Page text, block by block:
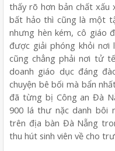
thấy rõ hơn bản chất xấu
bất hảo thì cũng là một
nhưng hèn kém, cô giáo
được giải phóng khỏi nơi
cũng chẳng phải nơi tử
doanh giáo dục đáng
chuyện bê bối mà bẩn
đã từng bị Công an Đà
900 lá thư nặc danh bôi
trên địa bàn Đà Nẵng
thu hút sinh viên về cho